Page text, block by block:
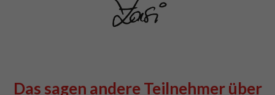
Das sagen andere Teilnehmer über